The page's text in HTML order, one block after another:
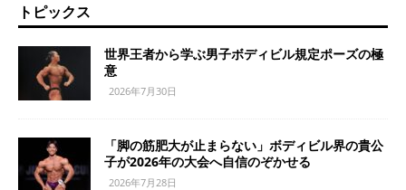
トピックス
世界王者から学ぶ男子ボディビル規定ポーズの極
意
2026年7月30日
「脚の筋肥大が止まらない」ボディビル界の貴公
子が2026年の大会へ自信のぞかせる
2026年7月28日